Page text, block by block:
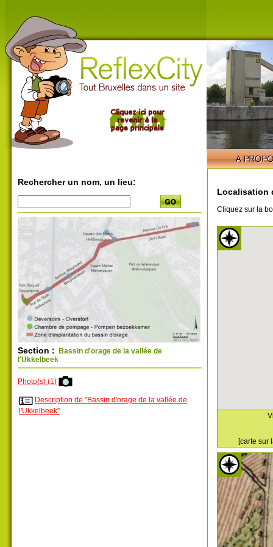
Rechercher un nom, un lieu:
Section : Bassin d'orage de la vallée de
l'Ukkelbeek
Photo(s) (1)
Description de "Bassin d'orage de la vallée de
l'Ukkelbeek"
Localisation
Cliquez sur la
[carte sur